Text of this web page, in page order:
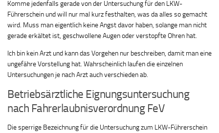
Komme jedenfalls gerade von der Untersuchung für den LKW-
Führerschein und will nur mal kurz festhalten, was da alles so gemacht
wird. Muss man eigentlich keine Angst davor haben, solange man nicht
gerade erkältet ist, geschwollene Augen oder verstopfte Ohren hat.
Ich bin kein Arzt und kann das Vorgehen nur beschreiben, damit man eine
ungefähre Vorstellung hat. Wahrscheinlich laufen die einzelnen
Untersuchungen je nach Arzt auch verschieden ab.
Betriebsärztliche Eignungsuntersuchung
nach Fahrerlaubnisverordnung FeV
Die sperrige Bezeichnung für die Untersuchung zum LKW-Führerschein